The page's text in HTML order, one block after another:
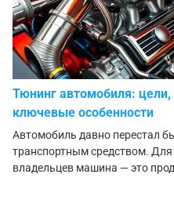
Тюнинг автомобиля:
ключевые особенности
Автомобиль давно перестал
транспортным средством.
владельцев машина — это